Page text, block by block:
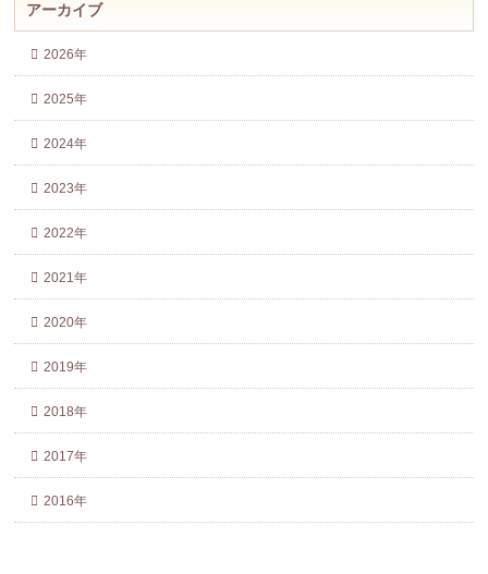
アーカイブ
2026年
2025年
2024年
2023年
2022年
2021年
2020年
2019年
2018年
2017年
2016年